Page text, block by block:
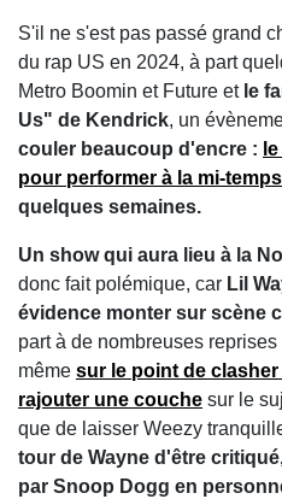
S'il ne s'est pas passé grand
du rap US en 2024, à part
Metro Boomin et Future et le
Us" de Kendrick, un
couler beaucoup d'encre :
pour performer à la mi-
quelques semaines.
Un show qui aura lieu à la
donc fait polémique, car Lil
évidence monter sur scène
part à de nombreuses
même sur le point de
rajouter une couche sur le
que de laisser Weezy
tour de Wayne d'être
par Snoop Dogg en